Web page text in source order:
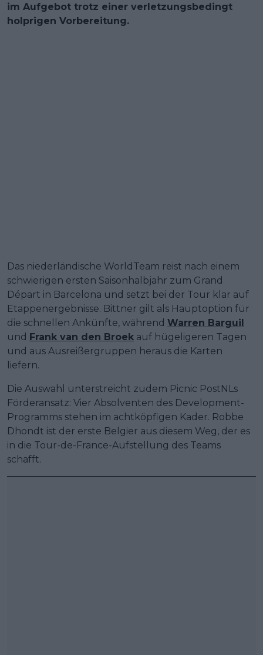
im Aufgebot trotz einer verletzungsbedingt
holprigen Vorbereitung.
Das niederländische WorldTeam reist nach einem
schwierigen ersten Saisonhalbjahr zum Grand
Départ in Barcelona und setzt bei der Tour klar auf
Etappenergebnisse. Bittner gilt als Hauptoption für
die schnellen Ankünfte, während Warren Barguil
und Frank van den Broek auf hügeligeren Tagen
und aus Ausreißergruppen heraus die Karten
liefern.
Die Auswahl unterstreicht zudem Picnic PostNLs
Förderansatz: Vier Absolventen des Development-
Programms stehen im achtköpfigen Kader. Robbe
Dhondt ist der erste Belgier aus diesem Weg, der es
in die Tour-de-France-Aufstellung des Teams
schafft.